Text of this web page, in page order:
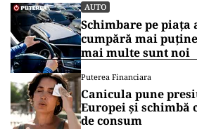
AUTO
Schimbare pe
cumpără mai
mai multe sunt noi
Puterea Financiara
Canicula pune
Europei și schimbă
de consum